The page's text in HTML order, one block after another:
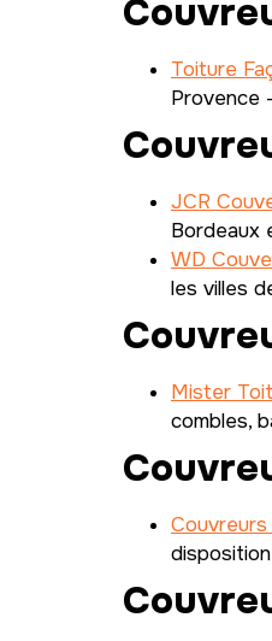
Toiture
Provence
JCR
Bordeaux
WD
les villes
Mister Toit
combles,